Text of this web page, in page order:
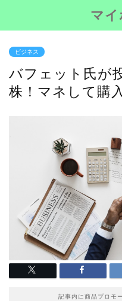
マ
ビジネス
バフェット氏が
株！マネして購
記事内に商品プロモ